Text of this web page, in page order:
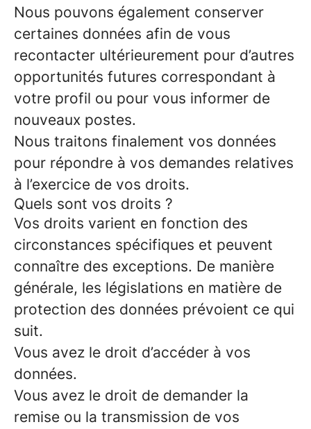
Nous pouvons également conserver
certaines données afin de vous
recontacter ultérieurement pour d’autres
opportunités futures correspondant à
votre profil ou pour vous informer de
nouveaux postes.
Nous traitons finalement vos données
pour répondre à vos demandes relatives
à l’exercice de vos droits.
Quels sont vos droits ?
Vos droits varient en fonction des
circonstances spécifiques et peuvent
connaître des exceptions. De manière
générale, les législations en matière de
protection des données prévoient ce qui
suit.
Vous avez le droit d’accéder à vos
données.
Vous avez le droit de demander la
remise ou la transmission de vos